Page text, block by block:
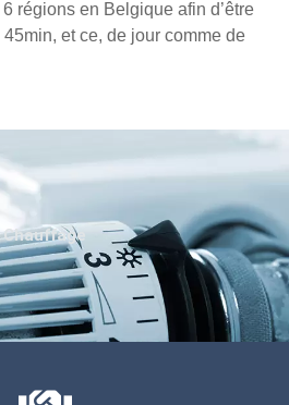
régions en Belgique afin d’être
et ce, de jour comme de
Chauffage